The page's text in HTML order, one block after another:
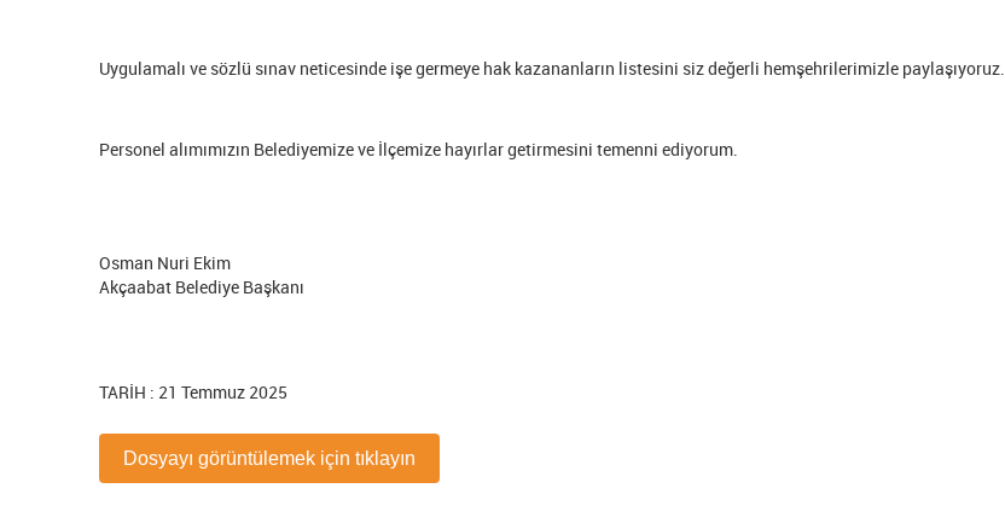
Uygulamalı ve sözlü sınav neticesinde işe germeye hak kazananların listesini siz değerli hemşehrilerimizle paylaşıyoruz.
Personel alımımızın Belediyemize ve İlçemize hayırlar getirmesini temenni ediyorum.
Osman Nuri Ekim
Akçaabat Belediye Başkanı
TARİH : 21 Temmuz 2025
Dosyayı görüntülemek için tıklayın